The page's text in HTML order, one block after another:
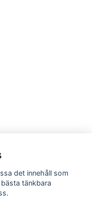
det innehåll som
tänkbara